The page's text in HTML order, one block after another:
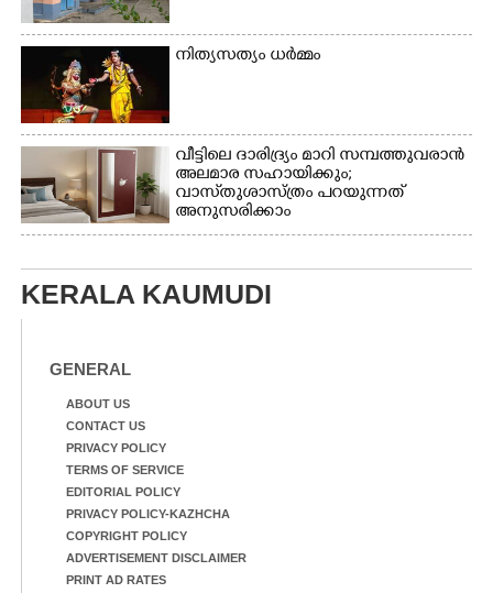
നിത്യസത്യം ധർമ്മം
വീട്ടിലെ ദാരിദ്ര്യം മാറി സമ്പത്തുവരാൻ
അലമാര സഹായിക്കും;
വാസ്‌തുശാസ്ത്രം പറയുന്നത്
അനുസരിക്കാം
KERALA KAUMUDI
GENERAL
ABOUT US
CONTACT US
PRIVACY POLICY
TERMS OF SERVICE
EDITORIAL POLICY
PRIVACY POLICY-KAZHCHA
COPYRIGHT POLICY
ADVERTISEMENT DISCLAIMER
PRINT AD RATES